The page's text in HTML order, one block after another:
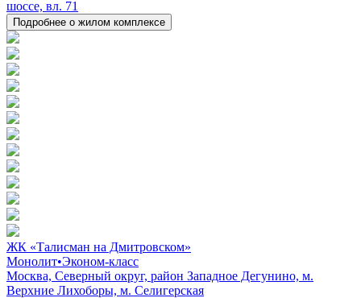
шоссе, вл. 71
Подробнее о жилом комплексе
ЖК «Талисман на Дмитровском»
Монолит•Эконом-класс
Москва, Северный округ, район Западное Дегунино, м.
Верхние Лихоборы, м. Селигерская